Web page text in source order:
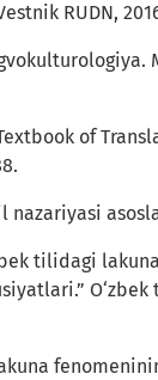
RUDN,
of
nazariyasi
tilidagi